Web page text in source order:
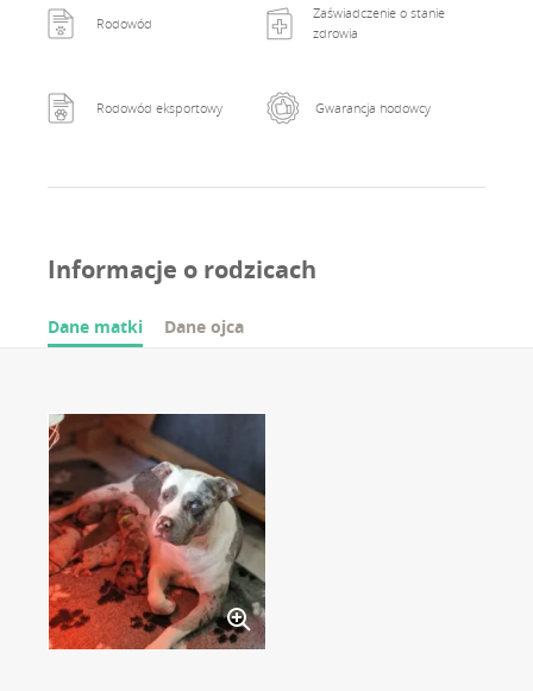
Rodowód
Zaświadczenie o stanie
zdrowia
Rodowód eksportowy Gwarancja hodowcy
Informacje o rodzicach
Dane matki Dane ojca